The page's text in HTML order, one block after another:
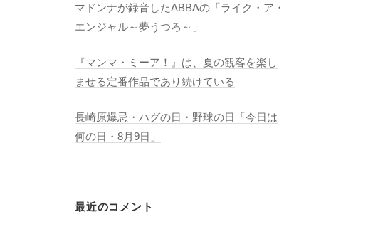
マドンナが録音したABBAの「ライク・ア・
エンジャル～夢うつろ～」
『マンマ・ミーア！』は、夏の観客を楽し
ませる定番作品であり続けている
長崎原爆忌・ハグの日・野球の日「今日は
何の日・8月9日」
最近のコメント